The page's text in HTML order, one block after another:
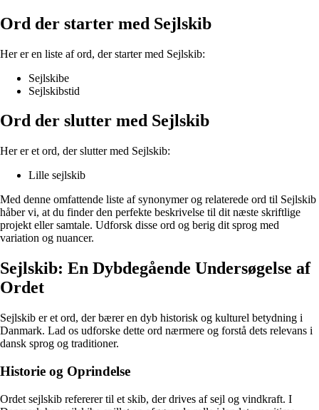
Ord der starter med Sejlskib
Her er en liste af ord, der starter med Sejlskib:
Sejlskibe
Sejlskibstid
Ord der slutter med Sejlskib
Her er et ord, der slutter med Sejlskib:
Lille sejlskib
Med denne omfattende liste af synonymer og relaterede ord til Sejlskib
håber vi, at du finder den perfekte beskrivelse til dit næste skriftlige
projekt eller samtale. Udforsk disse ord og berig dit sprog med
variation og nuancer.
Sejlskib: En Dybdegående Undersøgelse af
Ordet
Sejlskib er et ord, der bærer en dyb historisk og kulturel betydning i
Danmark. Lad os udforske dette ord nærmere og forstå dets relevans i
dansk sprog og traditioner.
Historie og Oprindelse
Ordet sejlskib refererer til et skib, der drives af sejl og vindkraft. I